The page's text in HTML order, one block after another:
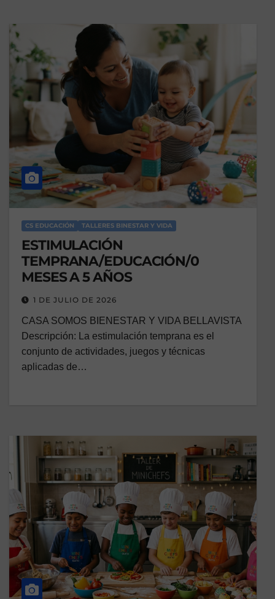
CS EDUCACIÓN TALLERES BINESTAR Y VIDA
ESTIMULACIÓN
TEMPRANA/EDUCACIÓN/0
MESES A 5 AÑOS
1 DE JULIO DE 2026
CASA SOMOS BIENESTAR Y VIDA BELLAVISTA
Descripción: La estimulación temprana es el
conjunto de actividades, juegos y técnicas
aplicadas de…